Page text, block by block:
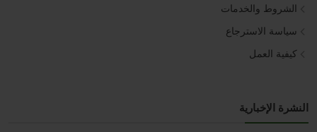
الشروط والخدمات
سياسة الاسترجاع
كيفية العمل
النشرة الإخبارية